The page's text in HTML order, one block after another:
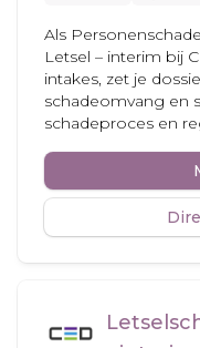
Als
Letsel – interim bij
intakes, zet je
schadeomvang en
schadeproces en